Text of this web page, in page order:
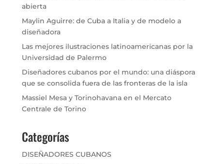
abierta
Maylin Aguirre: de Cuba a Italia y de modelo a
diseñadora
Las mejores ilustraciones latinoamericanas por la
Universidad de Palermo
Diseñadores cubanos por el mundo: una diáspora
que se consolida fuera de las fronteras de la isla
Massiel Mesa y Torinohavana en el Mercato
Centrale de Torino
Categorías
DISEÑADORES CUBANOS